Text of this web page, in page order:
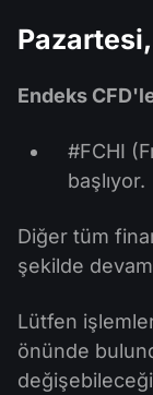
Endeks
#FCHI
başlıyor.
Diğer tüm
şekilde
Lütfen
önünde